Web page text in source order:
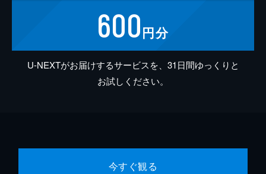
600円分
U-NEXTがお届けするサービスを、31日間ゆっくりと
お試しください。
今すぐ観る